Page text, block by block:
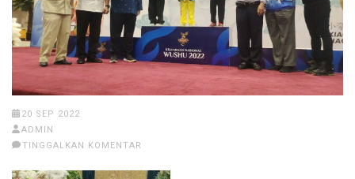
20 SEP 2022
ADMIN
TINGGALKAN KOMENTAR